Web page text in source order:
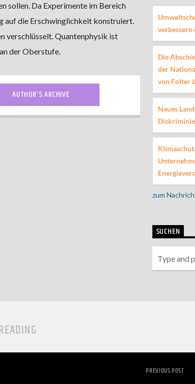
sollen. Da Experimente im Bereich
auf die Erschwinglichkeit konstruiert.
verschlüsselt. Quantenphysik ist
der Oberstufe.
AUTHOR'S ARCHIVE
Die
der
von Folter
Neues
zum
SUCHEN
PREVIOUS POST